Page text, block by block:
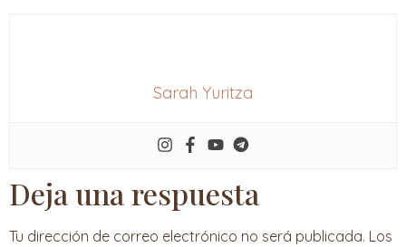
Sarah Yuritza
Deja una respuesta
Tu dirección de correo electrónico no será publicada. Los